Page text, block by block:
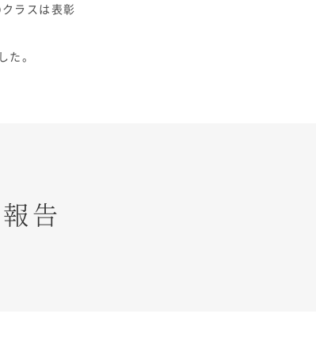
ラスは表彰
。
報告